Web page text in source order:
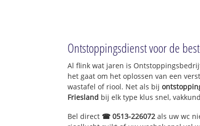
Ontstoppingsdienst voor de
Al flink wat jaren is
het gaat om het oplossen van een
wastafel of riool. Net als bij
Friesland bij elk type klus snel,
Bel direct ☎ 0513-226072 als uw wc